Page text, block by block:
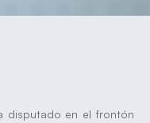
disputado en el frontón